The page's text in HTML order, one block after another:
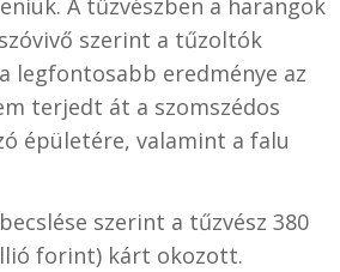
A tűzvészben a harangok
szerint a tűzoltók
legfontosabb eredménye az
terjedt át a szomszédos
épületére, valamint a falu
szerint a tűzvész 380
forint) kárt okozott.